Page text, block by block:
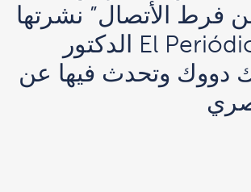
عن فرط الأتصال” نشرتها
صحيفة El Periódico الدكتور
دووك وتحدث فيها عن